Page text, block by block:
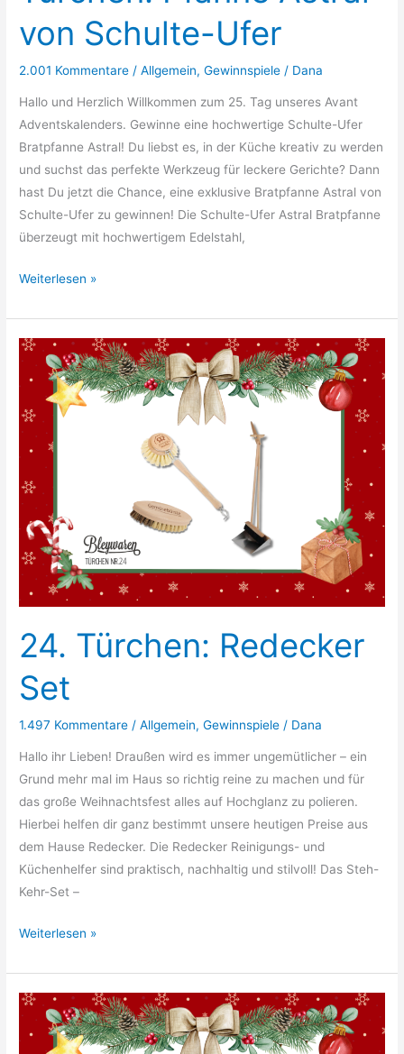
von Schulte-Ufer
2.001 Kommentare /Allgemein,Gewinnspiele / Dana
Hallo und Herzlich Willkommen zum 25. Tag unseres Avant
Adventskalenders. Gewinne eine hochwertige Schulte-Ufer
Bratpfanne Astral! Du liebst es, in der Küche kreativ zu werden
und suchst das perfekte Werkzeug für leckere Gerichte? Dann
hast Du jetzt die Chance, eine exklusive Bratpfanne Astral von
Schulte-Ufer zu gewinnen! Die Schulte-Ufer Astral Bratpfanne
überzeugt mit hochwertigem Edelstahl,
Türchen:
Astral
von
Schulte-
Ufer
Weiterlesen »
24. Türchen: Redecker
Set
1.497 Kommentare /Allgemein,Gewinnspiele / Dana
Hallo ihr Lieben! Draußen wird es immer ungemütlicher – ein
Grund mehr mal im Haus so richtig reine zu machen und für
das große Weihnachtsfest alles auf Hochglanz zu polieren.
Hierbei helfen dir ganz bestimmt unsere heutigen Preise aus
dem Hause Redecker. Die Redecker Reinigungs- und
Küchenhelfer sind praktisch, nachhaltig und stilvoll! Das Steh-
Kehr-Set –
24.
Redecker
Set
Weiterlesen »